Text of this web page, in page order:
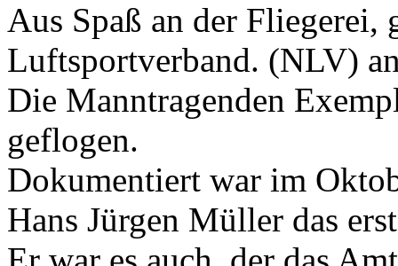
Aus Spaß an der Fliegerei,
Luftsportverband. (NLV)
Die Manntragenden
geflogen.
Dokumentiert war im
Hans Jürgen Müller das